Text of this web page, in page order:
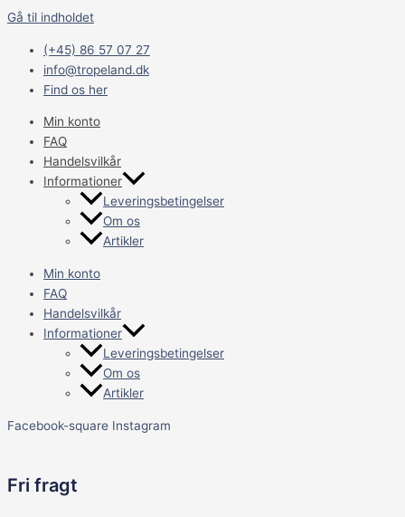
Gå til indholdet
(+45) 86 57 07 27
info@tropeland.dk
Find os her
Min konto
FAQ
Handelsvilkår
Informationer
Leveringsbetingelser
Om os
Artikler
Min konto
FAQ
Handelsvilkår
Informationer
Leveringsbetingelser
Om os
Artikler
Facebook-square Instagram
Fri fragt